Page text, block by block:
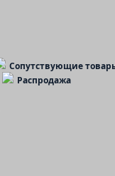
Сопутствующие
Распродажа